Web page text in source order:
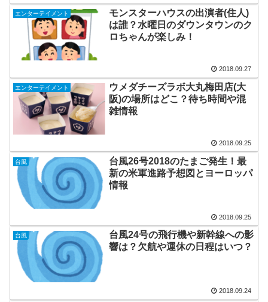
エンターテイメント
モンスターハウスの出演者(住人)
は誰？水曜日のダウンタウンのク
ロちゃんが楽しみ！
2018.09.27
エンターテイメント
ウメダチーズラボ大丸梅田店(大
阪)の場所はどこ？待ち時間や混
雑情報
2018.09.25
台風
台風26号2018のたまご発生！最
新の米軍進路予想図とヨーロッパ
情報
2018.09.25
台風
台風24号の飛行機や新幹線への影
響は？欠航や運休の日程はいつ？
2018.09.24